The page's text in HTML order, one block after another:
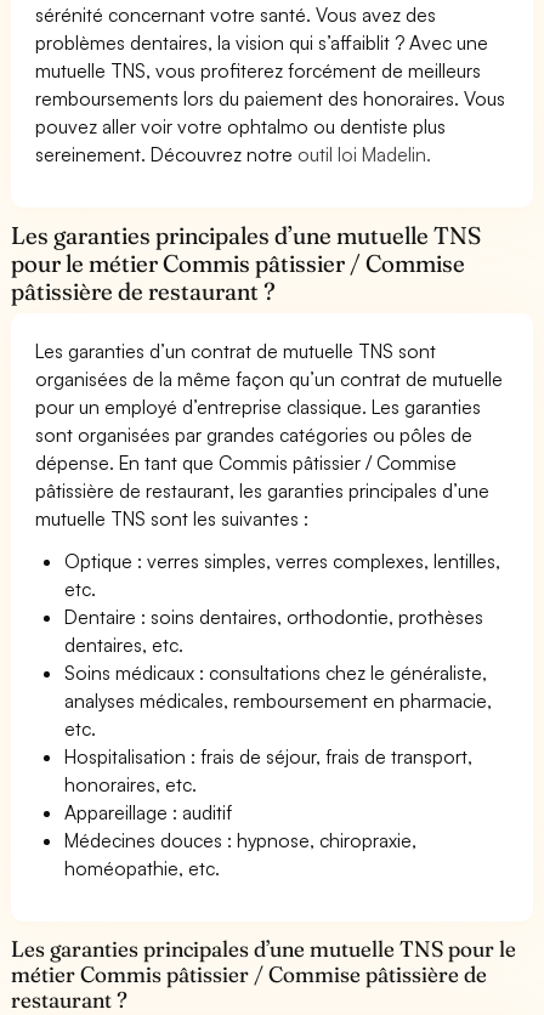
sérénité concernant votre santé. Vous avez des
problèmes dentaires, la vision qui s’affaiblit ? Avec une
mutuelle TNS, vous profiterez forcément de meilleurs
remboursements lors du paiement des honoraires. Vous
pouvez aller voir votre ophtalmo ou dentiste plus
sereinement. Découvrez notre outil loi Madelin.
Les garanties principales d’une mutuelle TNS
pour le métier Commis pâtissier / Commise
pâtissière de restaurant ?
Les garanties d’un contrat de mutuelle TNS sont
organisées de la même façon qu’un contrat de mutuelle
pour un employé d’entreprise classique. Les garanties
sont organisées par grandes catégories ou pôles de
dépense. En tant que Commis pâtissier / Commise
pâtissière de restaurant, les garanties principales d’une
mutuelle TNS sont les suivantes :
Optique : verres simples, verres complexes, lentilles,
etc.
Dentaire : soins dentaires, orthodontie, prothèses
dentaires, etc.
Soins médicaux : consultations chez le généraliste,
analyses médicales, remboursement en pharmacie,
etc.
Hospitalisation : frais de séjour, frais de transport,
honoraires, etc.
Appareillage : auditif
Médecines douces : hypnose, chiropraxie,
homéopathie, etc.
Les garanties principales d’une mutuelle TNS pour le
métier Commis pâtissier / Commise pâtissière de
restaurant ?